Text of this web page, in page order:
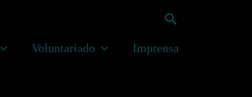
Pesquisar
Voluntariado Imprensa